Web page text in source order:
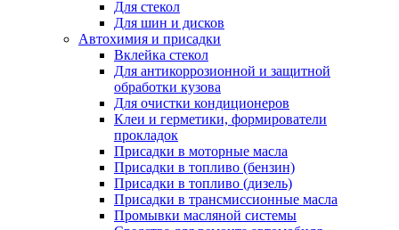
Для стекол
Для шин и дисков
Автохимия и присадки
Вклейка стекол
Для антикоррозионной и защитной
обработки кузова
Для очистки кондиционеров
Клеи и герметики, формирователи
прокладок
Присадки в моторные масла
Присадки в топливо (бензин)
Присадки в топливо (дизель)
Присадки в трансмиссионные масла
Промывки масляной системы